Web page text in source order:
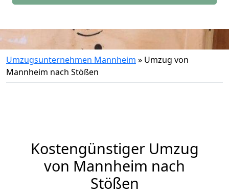
Umzugsunternehmen Mannheim » Umzug von
Mannheim nach Stößen
Kostengünstiger Umzug
von Mannheim nach
Stößen